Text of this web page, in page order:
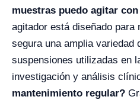
muestras puedo agitar
agitador está diseñado para
segura una amplia variedad
suspensiones utilizadas en
investigación y análisis
mantenimiento regular?